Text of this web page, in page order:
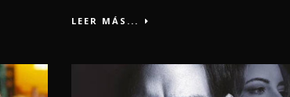
LEER MÁS...